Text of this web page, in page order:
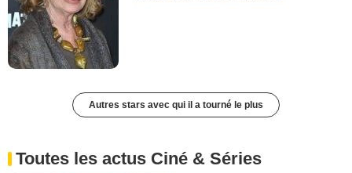
Autres stars avec qui il a tourné le plus
Toutes les actus Ciné & Séries